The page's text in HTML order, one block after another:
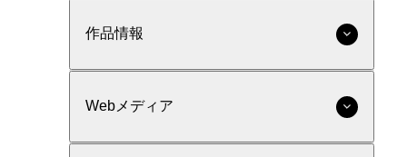
作品情報
Webメディア